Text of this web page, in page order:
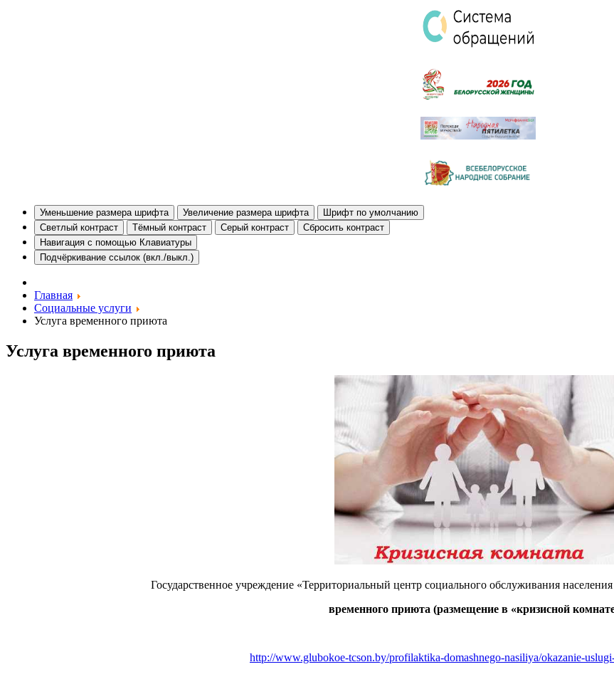
Уменьшение размера шрифта Увеличение размера шрифта
Шрифт по умолчанию
Светлый контраст
Тёмный контраст Серый контраст
Сбросить контраст
Навигация с помощью Клавиатуры
Подчёркивание ссылок (вкл./выкл.)
Главная
Социальные услуги
Услуга временного приюта
Услуга временного приюта
Государственное учреждение «Территориальный центр социального обслуживания
временного приюта (размещение в «кризисной
http://www.glubokoe-tcson.by/profilaktika-domashnego-nasiliya/okazanie-